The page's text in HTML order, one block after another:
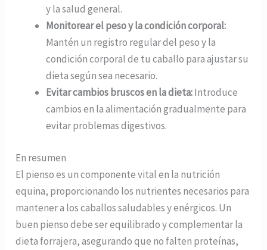
y la salud general.
Monitorear el peso y la condición corporal:
Mantén un registro regular del peso y la
condición corporal de tu caballo para ajustar su
dieta según sea necesario.
Evitar cambios bruscos en la dieta:Introduce
cambios en la alimentación gradualmente para
evitar problemas digestivos.
En resumen
El pienso es un componente vital en la nutrición
equina, proporcionando los nutrientes necesarios para
mantener a los caballos saludables y enérgicos. Un
buen pienso debe ser equilibrado y complementar la
dieta forrajera, asegurando que no falten proteínas,